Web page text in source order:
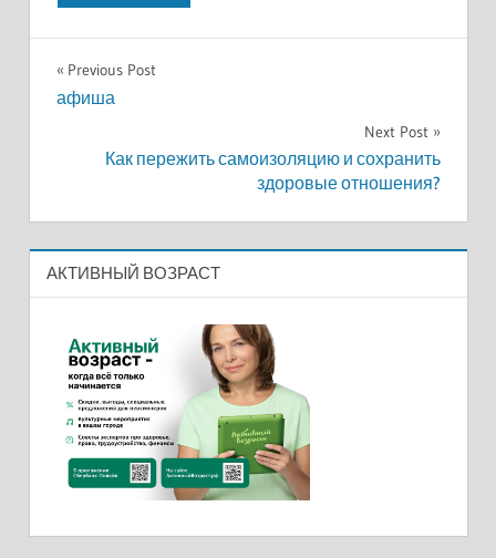
Навигация
по
записям
Previous Post
афиша
Next Post
Как пережить самоизоляцию и сохранить
здоровые отношения?
АКТИВНЫЙ ВОЗРАСТ